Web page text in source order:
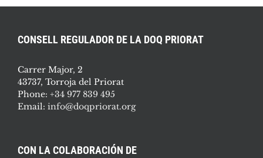
CONSELL REGULADOR DE LA DOQ PRIORAT
Carrer Major, 2
43737, Torroja del Priorat
Phone: +34 977 839 495
Email: info@doqpriorat.org
CON LA COLABORACIÓN DE